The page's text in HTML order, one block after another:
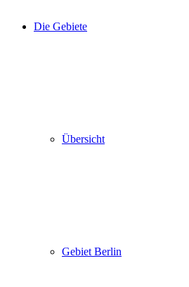
Die Gebiete
Übersicht
Gebiet Berlin